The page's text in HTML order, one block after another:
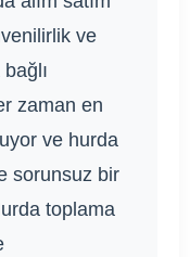
ve
zaman en
ve hurda
sorunsuz bir
toplama